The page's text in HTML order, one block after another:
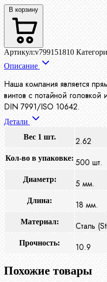
В корзину
Артикул:v799151810
Описание
Наша компания является
винтов с потайной головкой
DIN 7991/ISO 10642.
Детали
Вес 1 шт.
2.62
Кол-во в упаковке: 500 шт.
Диаметр: 5 мм.
Длина: 18 мм.
Материал: Сталь
Прочность: 10.9
Похожие товары